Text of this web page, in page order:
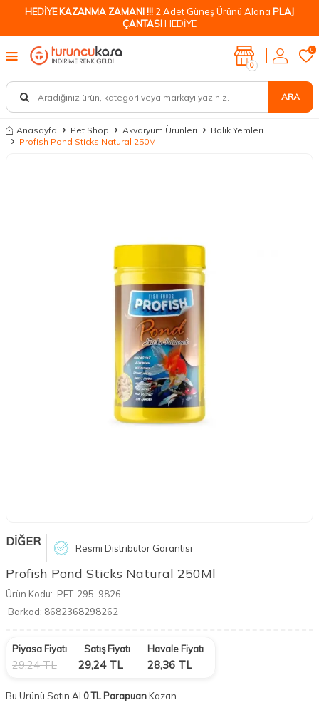
HEDİYE KAZANMA ZAMANI !!! 2 Adet Güneş Ürünü Alana PLAJ
ÇANTASIHEDİYE
ARA
0
0
Anasayfa Pet Shop Akvaryum Ürünleri
Balık Yemleri
Profish Pond Sticks Natural 250Ml
DİĞER Resmi Distribütör Garantisi
Profish Pond Sticks Natural 250Ml
Ürün Kodu: PET-295-9826
Barkod: 8682368298262
Piyasa Fiyatı
29,24TL
Satış Fiyatı
29,24TL
Havale Fiyatı
28,36 TL
Bu Ürünü Satın Al 0 TL ParapuanKazan